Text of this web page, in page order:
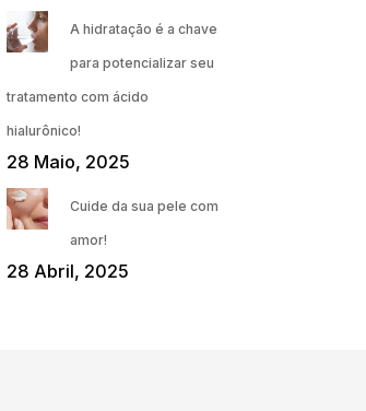
A hidratação é a chave
para potencializar seu
tratamento com ácido
hialurônico!
28 Maio, 2025
Cuide da sua pele com
amor!
28 Abril, 2025